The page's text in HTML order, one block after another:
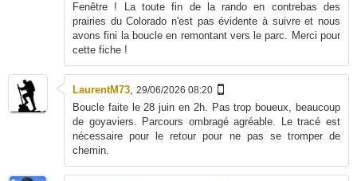
Fenêtre ! La toute fin de la rando en contrebas des
prairies du Colorado n'est pas évidente à suivre et nous
avons fini la boucle en remontant vers le parc. Merci pour
cette fiche !
LaurentM73, 29/06/2026 08:20
Boucle faite le 28 juin en 2h. Pas trop boueux, beaucoup
de goyaviers. Parcours ombragé agréable. Le tracé est
nécessaire pour le retour pour ne pas se tromper de
chemin.